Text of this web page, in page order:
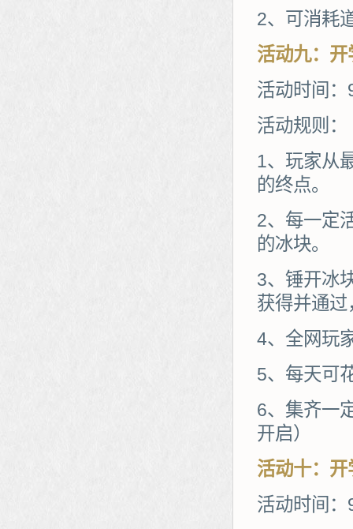
2、可消耗
活动九：开
活动时间
活动规则：
1、玩家从
的终点。
2、每一定
的冰块。
3、锤开冰
获得并通
4、全网玩
5、每天可
6、集齐一
开启）
活动十： 开
活动时间